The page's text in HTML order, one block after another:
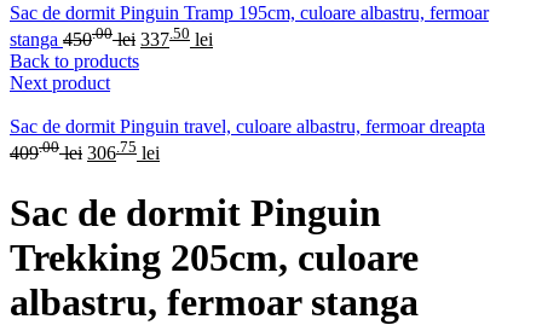
Sac de dormit Pinguin Tramp 195cm, culoare albastru, fermoar
stanga 450.00 lei 337 .50 lei
Back to products
Next product
Sac de dormit Pinguin travel, culoare albastru, fermoar dreapta
409.00 lei 306 .75 lei
Sac de dormit Pinguin
Trekking 205cm, culoare
albastru, fermoar stanga